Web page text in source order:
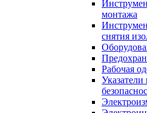
монтажа
снятия
Рабочая